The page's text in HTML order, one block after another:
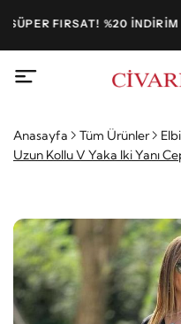
FIRSAT! %20 İNDİRİM
Anasayfa Tüm Ürünler
Uzun Kollu V Yaka Iki Yanı